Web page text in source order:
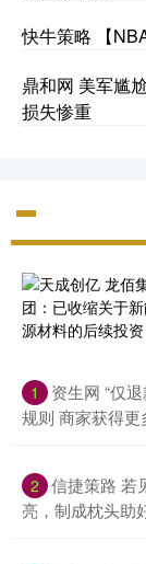
快牛策略 【
鼎和网 美军尴
损失惨重
1
资生网 “仅
规则 商家获得更
2 信捷策路 若
亮，制成枕头助